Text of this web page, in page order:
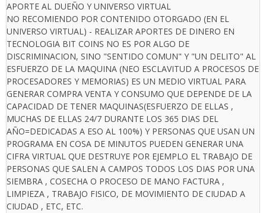
APORTE AL DUEÑO Y UNIVERSO VIRTUAL
NO RECOMIENDO POR CONTENIDO OTORGADO (EN EL
UNIVERSO VIRTUAL) - REALIZAR APORTES DE DINERO EN
TECNOLOGIA BIT COINS NO ES POR ALGO DE
DISCRIMINACION, SINO "SENTIDO COMUN" Y "UN DELITO" AL
ESFUERZO DE LA MAQUINA (NEO ESCLAVITUD A PROCESOS DE
PROCESADORES Y MEMORIAS) ES UN MEDIO VIRTUAL PARA
GENERAR COMPRA VENTA Y CONSUMO QUE DEPENDE DE LA
CAPACIDAD DE TENER MAQUINAS(ESFUERZO DE ELLAS ,
MUCHAS DE ELLAS 24/7 DURANTE LOS 365 DIAS DEL
AÑO=DEDICADAS A ESO AL 100%) Y PERSONAS QUE USAN UN
PROGRAMA EN COSA DE MINUTOS PUEDEN GENERAR UNA
CIFRA VIRTUAL QUE DESTRUYE POR EJEMPLO EL TRABAJO DE
PERSONAS QUE SALEN A CAMPOS TODOS LOS DIAS POR UNA
SIEMBRA , COSECHA O PROCESO DE MANO FACTURA ,
LIMPIEZA , TRABAJO FISICO, DE MOVIMIENTO DE CIUDAD A
CIUDAD , ETC, ETC.